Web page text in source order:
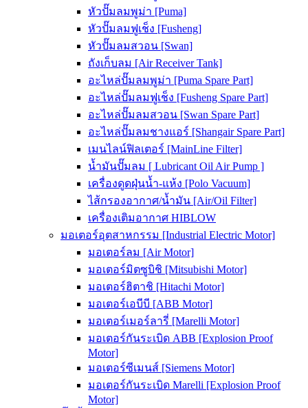
หัวปั๊มลมพูม่า [Puma]
หัวปั๊มลมฟูเช็ง [Fusheng]
หัวปั๊มลมสวอน [Swan]
ถังเก็บลม [Air Receiver Tank]
อะไหล่ปั๊มลมพูม่า [Puma Spare Part]
อะไหล่ปั๊มลมฟูเช็ง [Fusheng Spare Part]
อะไหล่ปั๊มลมสวอน [Swan Spare Part]
อะไหล่ปั๊มลมชางแอร์ [Shangair Spare Part]
เมนไลน์ฟิลเตอร์ [MainLine Filter]
น้ำมันปั๊มลม [ Lubricant Oil Air Pump ]
เครื่องดูดฝุ่นน้ำ-แห้ง [Polo Vacuum]
ไส้กรองอากาศ/น้ำมัน [Air/Oil Filter]
เครื่องเติมอากาศ HIBLOW
มอเตอร์อุตสาหกรรม [Industrial Electric Motor]
มอเตอร์ลม [Air Motor]
มอเตอร์มิตซูบิชิ [Mitsubishi Motor]
มอเตอร์ฮิตาชิ [Hitachi Motor]
มอเตอร์เอบีบี [ABB Motor]
มอเตอร์เมอร์ลารี่ [Marelli Motor]
มอเตอร์กันระเบิด ABB [Explosion Proof
Motor]
มอเตอร์ซีเมนส์ [Siemens Motor]
มอเตอร์กันระเบิด Marelli [Explosion Proof
Motor]